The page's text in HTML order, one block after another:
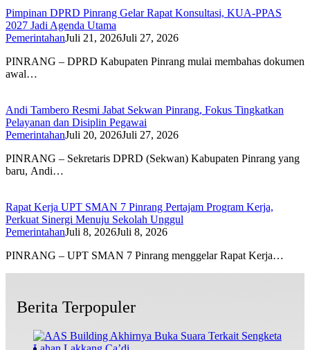
Pimpinan DPRD Pinrang Gelar Rapat Konsultasi, KUA-PPAS
2027 Jadi Agenda Utama
PemerintahanJuli 21, 2026Juli 27, 2026
PINRANG – DPRD Kabupaten Pinrang mulai membahas dokumen
awal…
Andi Tambero Resmi Jabat Sekwan Pinrang, Fokus Tingkatkan
Pelayanan dan Disiplin Pegawai
PemerintahanJuli 20, 2026Juli 27, 2026
PINRANG – Sekretaris DPRD (Sekwan) Kabupaten Pinrang yang
baru, Andi…
Rapat Kerja UPT SMAN 7 Pinrang Pertajam Program Kerja,
Perkuat Sinergi Menuju Sekolah Unggul
PemerintahanJuli 8, 2026Juli 8, 2026
PINRANG – UPT SMAN 7 Pinrang menggelar Rapat Kerja…
Berita Terpopuler